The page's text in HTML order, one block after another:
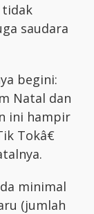
tidak
saudara
begini:
Natal dan
ini hampir
Tokâ€
minimal
(jumlah